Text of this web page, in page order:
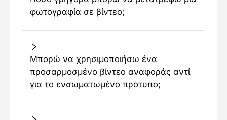
φωτογραφία σε βίντεο;
Μπορώ να χρησιμοποιήσω ένα
προσαρμοσμένο βίντεο αναφοράς αντί
για το ενσωματωμένο πρότυπο;